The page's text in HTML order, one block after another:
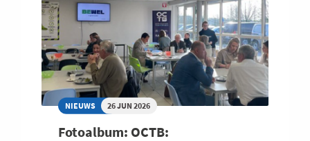
NIEUWS 26 JUN 2026
Fotoalbum: OCTB: